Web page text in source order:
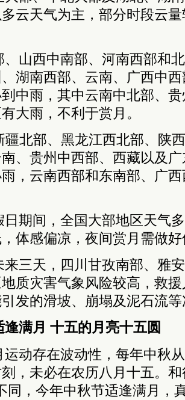
云天气为主，部分时段云
、山西中南部、河南西部和
湖南西部、云南、广西中
中雨，其中云南中北部、
大雨，不利于赏月。
疆北部、黑龙江西北部、陕
、贵州中西部、西藏以及
，云南西部和东南部、广
日期间，全国大部地区天气
体感偏凉，夜间赏月需做
来三天，四川甘孜南部、雅
质灾害气象风险较高，救
发的滑坡、崩塌及泥石流
逢满月 十五的月亮十五圆
运动存在波动性，每年中秋
刻，未必在农历八月十五。
同，今年中秋节适逢满月，